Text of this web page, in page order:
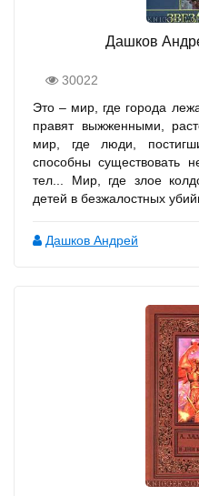
Дашков
30022
Это – мир, где города
правят выжженными,
мир, где люди,
способны существовать
тел... Мир, где злое
детей в безжалостных
Дашков Андрей